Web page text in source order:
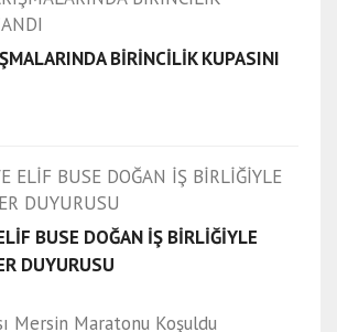
BİRİNCİLİK KUPASINI
BUSE DOĞAN İŞ BİRLİĞİYLE
DUYURUSU